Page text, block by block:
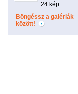
24 kép
Böngéssz a galériák
között!